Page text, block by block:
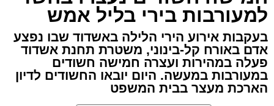
למעורבות בירי בליל אמש
בעקבות אירוע הירי הלילה באשדוד שבו נפצע
אדם באורח קל-בינוני, משטרת תחנת אשדוד
פעלה במהירות ועצרה חמישה חשודים
במעורבות במעשה. היום יובאו החשודים לדיון
הארכת מעצר בבית המשפט